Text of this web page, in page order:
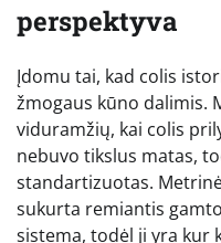
perspektyva
Įdomu tai, kad colis
žmogaus kūno dalimis.
viduramžių, kai colis
nebuvo tikslus matas,
standartizuotas.
sukurta remiantis
sistema, todėl ji yra kur